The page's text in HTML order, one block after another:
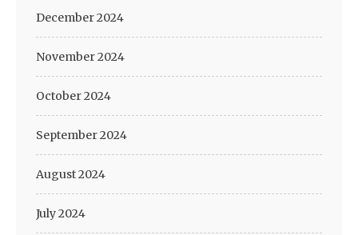
December 2024
November 2024
October 2024
September 2024
August 2024
July 2024